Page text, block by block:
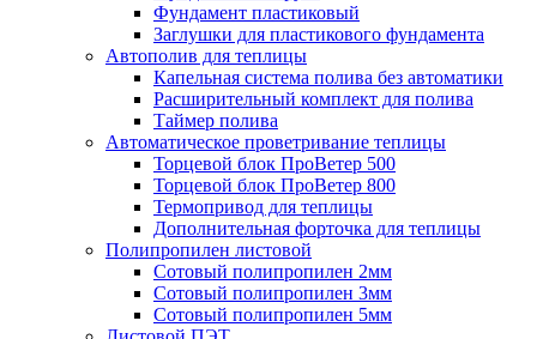
Фундамент пластиковый
Заглушки для пластикового фундамента
Автополив для теплицы
Капельная система полива без автоматики
Расширительный комплект для полива
Таймер полива
Автоматическое проветривание теплицы
Торцевой блок ПроВетер 500
Торцевой блок ПроВетер 800
Термопривод для теплицы
Дополнительная форточка для теплицы
Полипропилен листовой
Сотовый полипропилен 2мм
Сотовый полипропилен 3мм
Сотовый полипропилен 5мм